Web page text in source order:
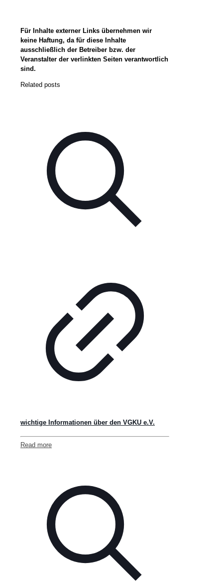
Für Inhalte externer Links übernehmen wir
keine Haftung, da für diese Inhalte
ausschließlich der Betreiber bzw. der
Veranstalter der verlinkten Seiten verantwortlich
sind.
Related posts
wichtige Informationen über den VGKU e.V.
Read more